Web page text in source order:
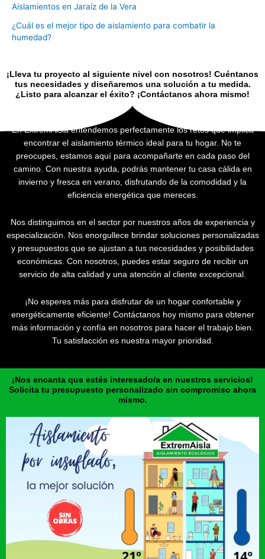
Aislamientos en Jaraíz de la Vera
¿Cuál es el mejor tipo de aislamiento para combatir la
humedad?
¡Lleva tu proyecto al siguiente nivel con nosotros! Cuéntanos
tus necesidades y diseñaremos una solución a tu medida.
¿Listo para alcanzar el éxito? ¡Contáctanos ahora mismo!
En ExtremAisla entendemos perfectamente los retos que implica
encontrar el aislamiento térmico ideal para tu hogar. No te
preocupes, estamos aquí para acompañarte en cada paso del
camino. Con nuestra ayuda, podrás mantener tu casa cálida en
invierno y fresca en verano, disfrutando de la comodidad y la
eficiencia energética que mereces.
Nos distinguimos en el sector por nuestros años de experiencia y
especialización. Nos enorgullece brindar soluciones personalizadas
y presupuestos que se ajustan a tus necesidades y posibilidades
económicas. Con nosotros, puedes estar seguro de recibir un
servicio de alta calidad y una atención al cliente excepcional.
¡No esperes más para disfrutar de un hogar confortable y
energéticamente eficiente! Contáctanos hoy mismo para obtener
más información y confía en nosotros para hacer el trabajo bien.
Tu satisfacción es nuestra mayor prioridad.
¡Nos encanta que estés interesado/a en nuestros servicios!
Solicita tu presupuesto personalizado sin compromiso ahora
mismo.